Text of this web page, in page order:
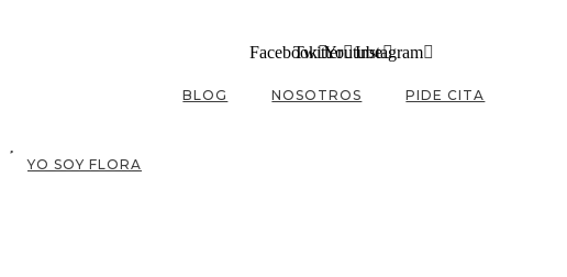
FacebookTwitterYoutubeInstagram
BLOG NOSOTROS PIDE CITA
YO SOY FLORA